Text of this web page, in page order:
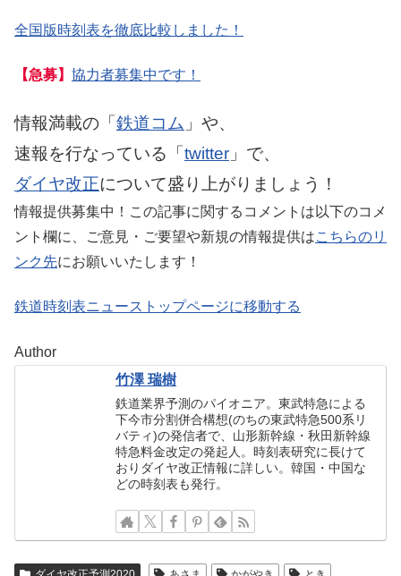
全国版時刻表を徹底比較しました！
【急募】 協力者募集中です！
情報満載の「 鉄道コム 」や、
速報を行なっている「 twitter 」で、
ダイヤ改正について盛り上がりましょう！
情報提供募集中！この記事に関するコメントは以下のコメ
ント欄に、ご意見・ご要望や新規の情報提供はこちらのリ
ンク先にお願いいたします！
鉄道時刻表ニューストップページに移動する
Author
竹澤 瑞樹
鉄道業界予測のパイオニア。東武特急による
下今市分割併合構想(のちの東武特急500系リ
バティ)の発信者で、山形新幹線・秋田新幹線
特急料金改定の発起人。時刻表研究に長けて
おりダイヤ改正情報に詳しい。韓国・中国な
どの時刻表も発行。